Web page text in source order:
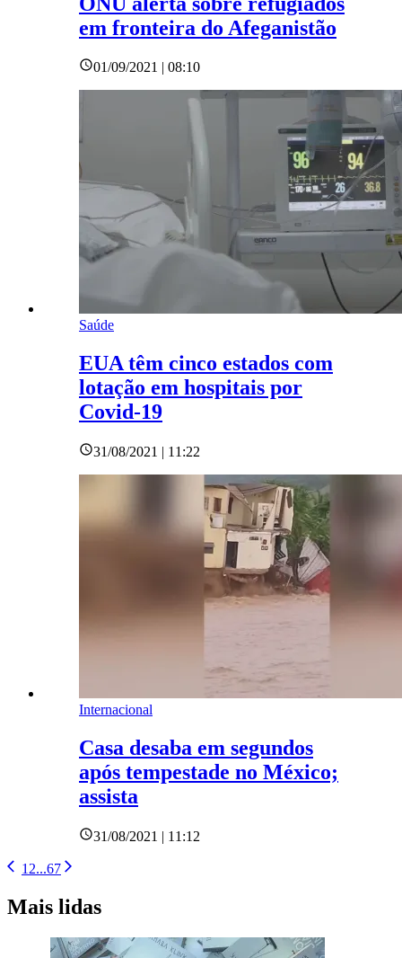
em fronteira do Afeganistão
01/09/2021 | 08:10
Saúde
EUA têm cinco estados com
lotação em hospitais por
Covid-19
31/08/2021 | 11:22
Internacional
Casa desaba em segundos
após tempestade no México;
assista
31/08/2021 | 11:12
1 2...67
Mais lidas